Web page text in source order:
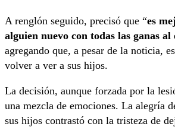
A renglón seguido, precisó que “es
alguien nuevo con todas las ganas al
agregando que, a pesar de la noticia,
volver a ver a sus hijos.
La decisión, aunque forzada por la
una mezcla de emociones. La alegría
sus hijos contrastó con la tristeza de